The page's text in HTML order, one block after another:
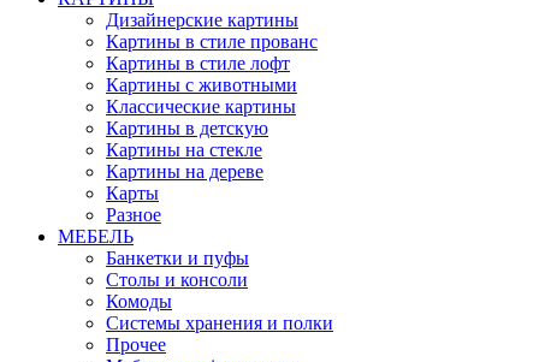
Дизайнерские картины
Картины в стиле прованс
Картины в стиле лофт
Картины с животными
Классические картины
Картины в детскую
Картины на стекле
Картины на дереве
Карты
Разное
МЕБЕЛЬ
Банкетки и пуфы
Столы и консоли
Комоды
Системы хранения и полки
Прочее